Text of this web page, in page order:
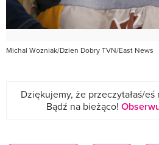
Michal Wozniak/Dzien Dobry TVN/East News
Dziękujemy, że przeczytałaś/eś
Bądź na bieżąco!